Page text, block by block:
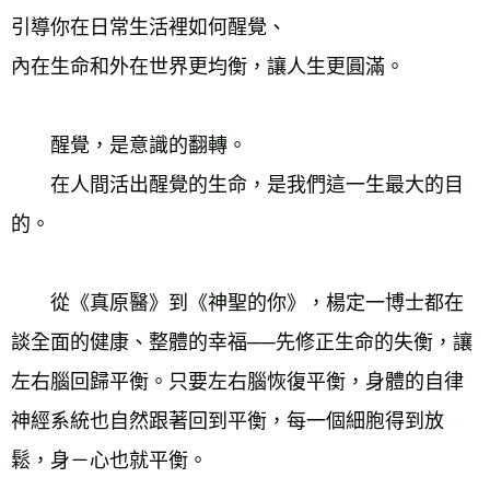
引導你在日常生活裡如何醒覺、
內在生命和外在世界更均衡，讓人生更圓滿。
醒覺，是意識的翻轉。
在人間活出醒覺的生命，是我們這一生最大的目
的。
從《真原醫》到《神聖的你》，楊定一博士都在
談全面的健康、整體的幸福──先修正生命的失衡，讓
左右腦回歸平衡。只要左右腦恢復平衡，身體的自律
神經系統也自然跟著回到平衡，每一個細胞得到放
鬆，身－心也就平衡。